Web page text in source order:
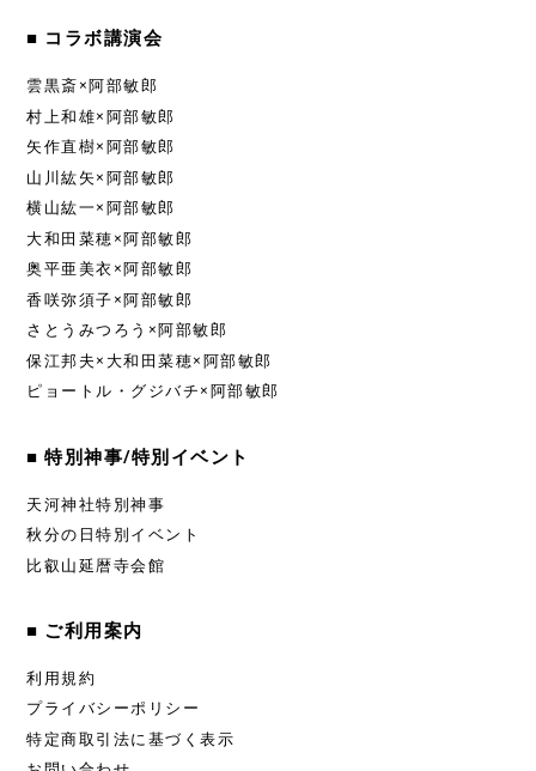
■ コラボ講演会
雲黒斎×阿部敏郎
村上和雄×阿部敏郎
矢作直樹×阿部敏郎
山川紘矢×阿部敏郎
横山紘一×阿部敏郎
大和田菜穂×阿部敏郎
奥平亜美衣×阿部敏郎
香咲弥須子×阿部敏郎
さとうみつろう×阿部敏郎
保江邦夫×大和田菜穂×阿部敏郎
ピョートル・グジバチ×阿部敏郎
■ 特別神事/特別イベント
天河神社特別神事
秋分の日特別イベント
比叡山延暦寺会館
■ ご利用案内
利用規約
プライバシーポリシー
特定商取引法に基づく表示